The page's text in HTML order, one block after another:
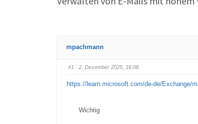
mpachmann
#1 · 2. Dezember 2025, 16:08
https://learn.microsoft.com/de-de/Exchange/
Wichtig